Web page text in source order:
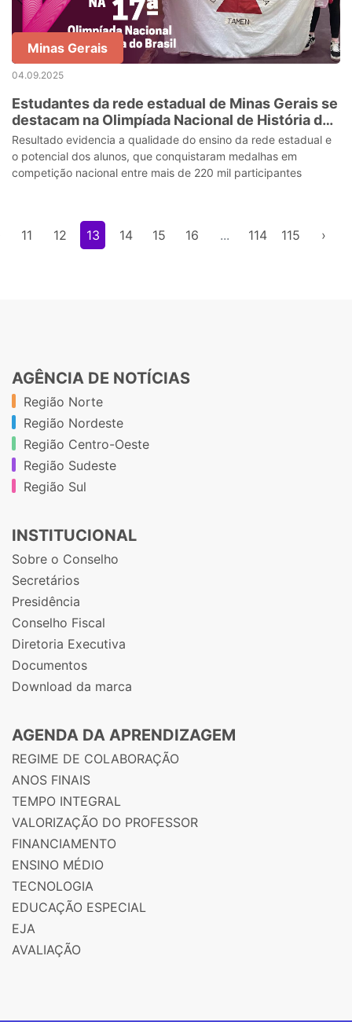
Minas Gerais
04.09.2025
Estudantes da rede estadual de Minas Gerais se
destacam na Olimpíada Nacional de História do
Brasil
Resultado evidencia a qualidade do ensino da rede estadual e
o potencial dos alunos, que conquistaram medalhas em
competição nacional entre mais de 220 mil participantes
11 12 13 14 15 16 ... 114 115 ›
AGÊNCIA DE NOTÍCIAS
Região Norte
Região Nordeste
Região Centro-Oeste
Região Sudeste
Região Sul
INSTITUCIONAL
Sobre o Conselho
Secretários
Presidência
Conselho Fiscal
Diretoria Executiva
Documentos
Download da marca
AGENDA DA APRENDIZAGEM
REGIME DE COLABORAÇÃO
ANOS FINAIS
TEMPO INTEGRAL
VALORIZAÇÃO DO PROFESSOR
FINANCIAMENTO
ENSINO MÉDIO
TECNOLOGIA
EDUCAÇÃO ESPECIAL
EJA
AVALIAÇÃO